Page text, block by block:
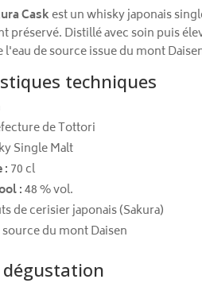
Caskest un whisky japonais
préservé. Distillé avec soin puis
de source issue du mont
techniques
de Tottori
Single Malt
: 70 cl
:48 % vol.
de cerisier japonais (Sakura)
source du mont Daisen
dégustation